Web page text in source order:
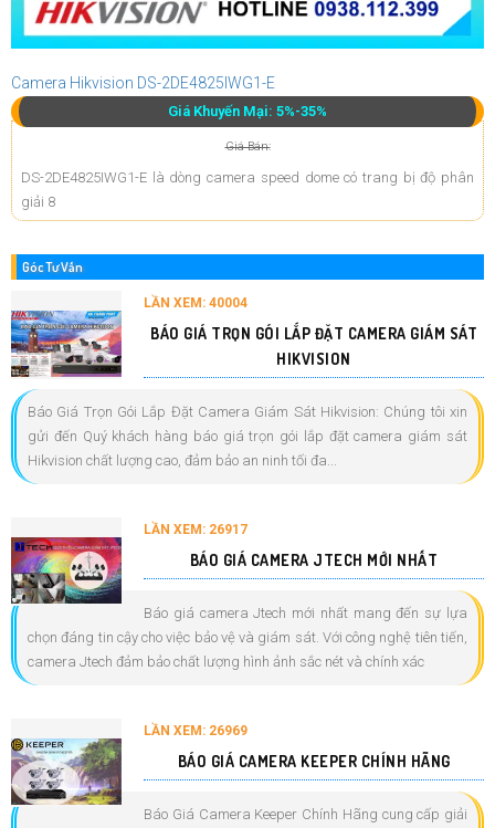
Camera Hikvision DS-2DE4825IWG1-E
Giá Khuyến Mại: 5%-35%
Giá Bán:
DS-2DE4825IWG1-E là dòng camera speed dome có trang bị độ phân
giải 8
Góc Tư Vấn
LẦN XEM: 40004
BÁO GIÁ TRỌN GÓI LẮP ĐẶT CAMERA GIÁM SÁT
HIKVISION
Báo Giá Trọn Gói Lắp Đặt Camera Giám Sát Hikvision: Chúng tôi xin
gửi đến Quý khách hàng báo giá trọn gói lắp đặt camera giám sát
Hikvision chất lượng cao, đảm bảo an ninh tối đa...
LẦN XEM: 26917
BÁO GIÁ CAMERA JTECH MỚI NHẤT
Báo giá camera Jtech mới nhất mang đến sự lựa
chọn đáng tin cậy cho việc bảo vệ và giám sát. Với công nghệ tiên tiến,
camera Jtech đảm bảo chất lượng hình ảnh sắc nét và chính xác
LẦN XEM: 26969
BÁO GIÁ CAMERA KEEPER CHÍNH HÃNG
Báo Giá Camera Keeper Chính Hãng cung cấp giải